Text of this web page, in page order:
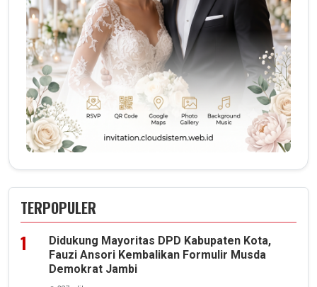
TERPOPULER
Didukung Mayoritas DPD Kabupaten Kota,
Fauzi Ansori Kembalikan Formulir Musda
Demokrat Jambi